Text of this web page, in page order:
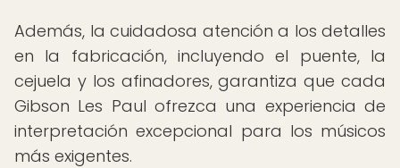
Además, la cuidadosa atención a los detalles
en la fabricación, incluyendo el puente, la
cejuela y los afinadores, garantiza que cada
Gibson Les Paul ofrezca una experiencia de
interpretación excepcional para los músicos
más exigentes.